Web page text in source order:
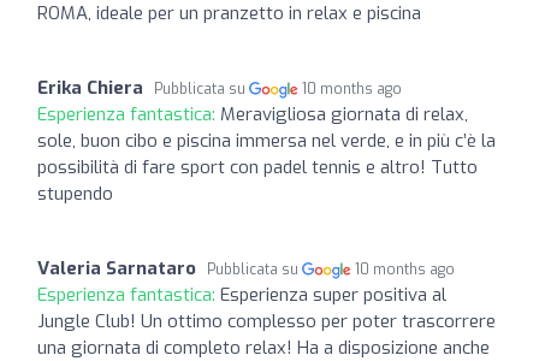
ROMA, ideale per un pranzetto in relax e piscina
Erika Chiera Pubblicata su 10 months ago
Esperienza fantastica: Meravigliosa giornata di relax,
sole, buon cibo e piscina immersa nel verde, e in più c’è la
possibilità di fare sport con padel tennis e altro! Tutto
stupendo
Valeria Sarnataro Pubblicata su 10 months ago
Esperienza fantastica: Esperienza super positiva al
Jungle Club! Un ottimo complesso per poter trascorrere
una giornata di completo relax! Ha a disposizione anche